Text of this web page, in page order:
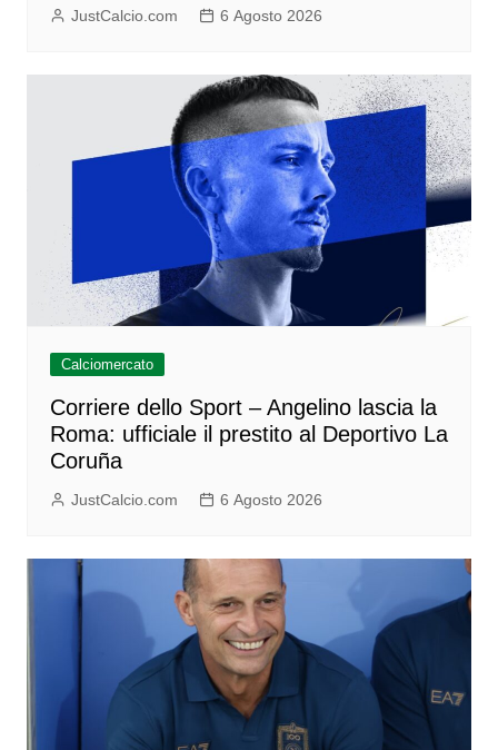
JustCalcio.com 6 Agosto 2026
Calciomercato
Corriere dello Sport – Angelino lascia la
Roma: ufficiale il prestito al Deportivo La
Coruña
JustCalcio.com 6 Agosto 2026